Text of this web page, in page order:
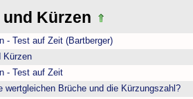
Kürzen
- Test auf Zeit (Bartberger)
Kürzen
- Test auf Zeit
wertgleichen Brüche und die Kürzungszahl?